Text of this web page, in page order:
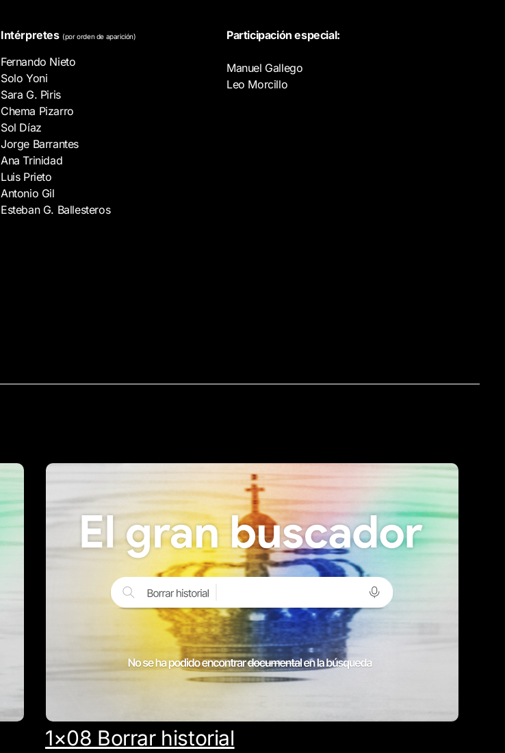
Intérpretes (por orden de aparición)
Fernando Nieto
Solo Yoni
Sara G. Piris
Chema Pizarro
Sol Díaz
Jorge Barrantes
Ana Trinidad
Luis Prieto
Antonio Gil
Esteban G. Ballesteros
Participación especial:
Manuel Gallego
Leo Morcillo
1×08 Borrar historial